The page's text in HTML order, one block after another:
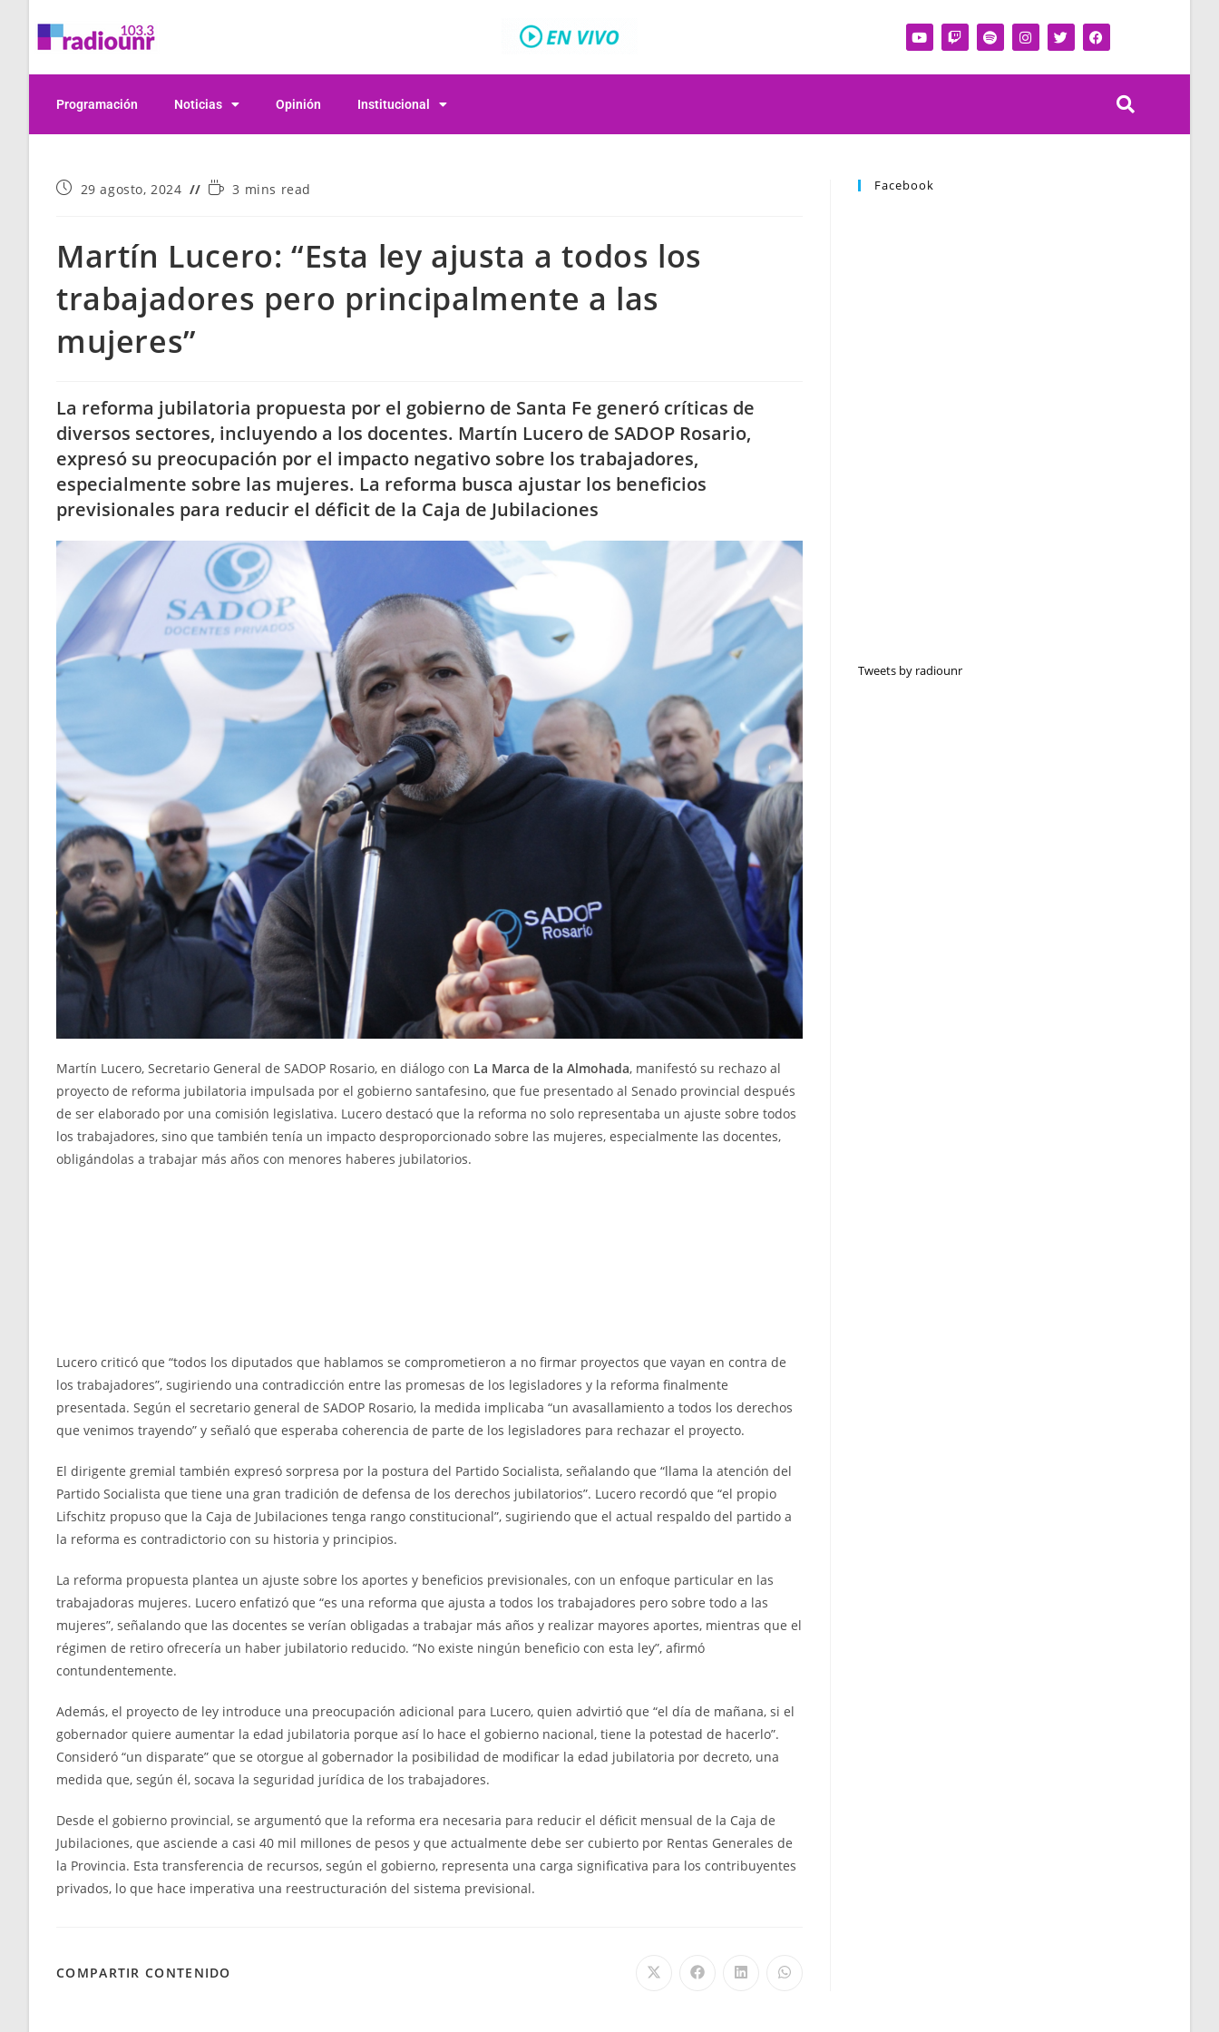
Programación Noticias Opinión Institucional
29 agosto, 2024 3 mins read
Martín Lucero: “Esta ley ajusta a todos los
trabajadores pero principalmente a las
mujeres”
La reforma jubilatoria propuesta por el gobierno de Santa Fe generó críticas de
diversos sectores, incluyendo a los docentes. Martín Lucero de SADOP Rosario,
expresó su preocupación por el impacto negativo sobre los trabajadores,
especialmente sobre las mujeres. La reforma busca ajustar los beneficios
previsionales para reducir el déficit de la Caja de Jubilaciones
Martín Lucero, Secretario General de SADOP Rosario, en diálogo con La Marca de la Almohada, manifestó su rechazo al
proyecto de reforma jubilatoria impulsada por el gobierno santafesino, que fue presentado al Senado provincial después
de ser elaborado por una comisión legislativa. Lucero destacó que la reforma no solo representaba un ajuste sobre todos
los trabajadores, sino que también tenía un impacto desproporcionado sobre las mujeres, especialmente las docentes,
obligándolas a trabajar más años con menores haberes jubilatorios.
Lucero criticó que “todos los diputados que hablamos se comprometieron a no firmar proyectos que vayan en contra de
los trabajadores”, sugiriendo una contradicción entre las promesas de los legisladores y la reforma finalmente
presentada. Según el secretario general de SADOP Rosario, la medida implicaba “un avasallamiento a todos los derechos
que venimos trayendo” y señaló que esperaba coherencia de parte de los legisladores para rechazar el proyecto.
El dirigente gremial también expresó sorpresa por la postura del Partido Socialista, señalando que “llama la atención del
Partido Socialista que tiene una gran tradición de defensa de los derechos jubilatorios”. Lucero recordó que “el propio
Lifschitz propuso que la Caja de Jubilaciones tenga rango constitucional”, sugiriendo que el actual respaldo del partido a
la reforma es contradictorio con su historia y principios.
La reforma propuesta plantea un ajuste sobre los aportes y beneficios previsionales, con un enfoque particular en las
trabajadoras mujeres. Lucero enfatizó que “es una reforma que ajusta a todos los trabajadores pero sobre todo a las
mujeres”, señalando que las docentes se verían obligadas a trabajar más años y realizar mayores aportes, mientras que el
régimen de retiro ofrecería un haber jubilatorio reducido. “No existe ningún beneficio con esta ley”, afirmó
contundentemente.
Además, el proyecto de ley introduce una preocupación adicional para Lucero, quien advirtió que “el día de mañana, si el
gobernador quiere aumentar la edad jubilatoria porque así lo hace el gobierno nacional, tiene la potestad de hacerlo”.
Consideró “un disparate” que se otorgue al gobernador la posibilidad de modificar la edad jubilatoria por decreto, una
medida que, según él, socava la seguridad jurídica de los trabajadores.
Desde el gobierno provincial, se argumentó que la reforma era necesaria para reducir el déficit mensual de la Caja de
Jubilaciones, que asciende a casi 40 mil millones de pesos y que actualmente debe ser cubierto por Rentas Generales de
la Provincia. Esta transferencia de recursos, según el gobierno, representa una carga significativa para los contribuyentes
privados, lo que hace imperativa una reestructuración del sistema previsional.
COMPARTIR CONTENIDO
Facebook
Tweets by radiounr